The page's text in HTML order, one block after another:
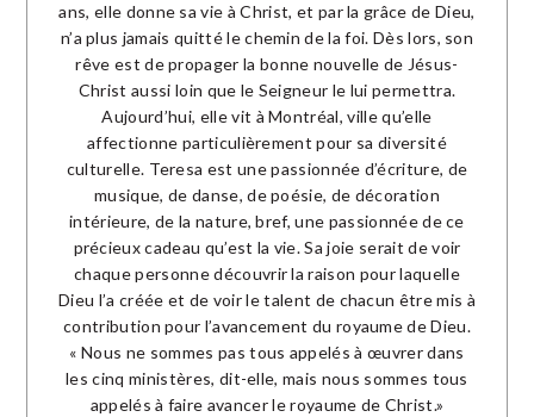
ans, elle donne sa vie à Christ, et par la grâce de Dieu,
n’a plus jamais quitté le chemin de la foi. Dès lors, son
rêve est de propager la bonne nouvelle de Jésus-
Christ aussi loin que le Seigneur le lui permettra.
Aujourd’hui, elle vit à Montréal, ville qu’elle
affectionne particulièrement pour sa diversité
culturelle. Teresa est une passionnée d’écriture, de
musique, de danse, de poésie, de décoration
intérieure, de la nature, bref, une passionnée de ce
précieux cadeau qu’est la vie. Sa joie serait de voir
chaque personne découvrir la raison pour laquelle
Dieu l’a créée et de voir le talent de chacun être mis à
contribution pour l’avancement du royaume de Dieu.
« Nous ne sommes pas tous appelés à œuvrer dans
les cinq ministères, dit-elle, mais nous sommes tous
appelés à faire avancer le royaume de Christ.»